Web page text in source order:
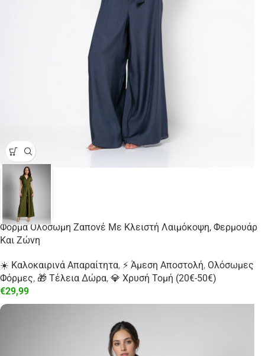
Φόρμα Ολόσωμη Ζαπονέ Με Κλειστή Λαιμόκοψη, Φερμουάρ
Και Ζώνη
☀️ Καλοκαιρινά Απαραίτητα, ⚡ Άμεση Αποστολή, Ολόσωμες
Φόρμες, 🎁 Τέλεια Δώρα, 💎 Χρυσή Τομή (20€-50€)
€29,99